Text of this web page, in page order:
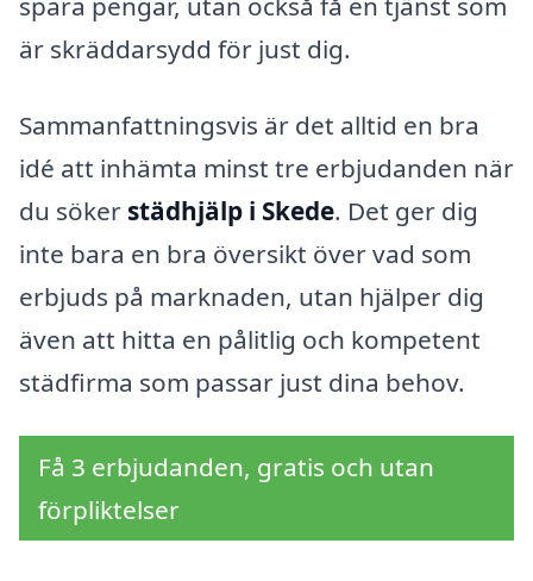
är skräddarsydd för just dig.
Sammanfattningsvis är det alltid en bra
idé att inhämta minst tre erbjudanden när
du söker städhjälp i Skede. Det ger dig
inte bara en bra översikt över vad som
erbjuds på marknaden, utan hjälper dig
även att hitta en pålitlig och kompetent
städfirma som passar just dina behov.
Få 3 erbjudanden, gratis och utan
förpliktelser